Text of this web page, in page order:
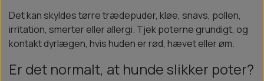
Det kan skyldes tørre trædepuder, kløe, snavs, pollen,
irritation, smerter eller allergi. Tjek poterne grundigt, og
kontakt dyrlægen, hvis huden er rød, hævet eller øm.
Er det normalt, at hunde slikker poter?